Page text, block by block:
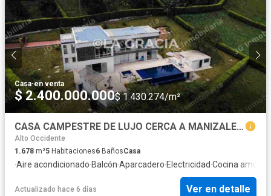
Casa·en venta
$ 2.400.000.000$ 1.430.274/m²
CASA CAMPESTRE DE LUJO CERCA A MANIZALES Y CHINCHINA
Alto Occidente
1.678 m²5 Habitaciones6 BañosCasa
·Aire acondicionado·Balcón·Aparcadero·Electricidad·Cocina
Actualizado hace 6 días Ver en detalle